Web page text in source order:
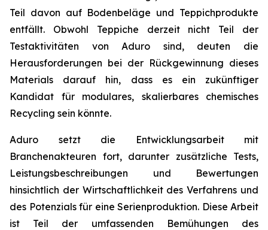
Teil davon auf Bodenbeläge und Teppichprodukte
entfällt. Obwohl Teppiche derzeit nicht Teil der
Testaktivitäten von Aduro sind, deuten die
Herausforderungen bei der Rückgewinnung dieses
Materials darauf hin, dass es ein zukünftiger
Kandidat für modulares, skalierbares chemisches
Recycling sein könnte.
Aduro setzt die Entwicklungsarbeit mit
Branchenakteuren fort, darunter zusätzliche Tests,
Leistungsbeschreibungen und Bewertungen
hinsichtlich der Wirtschaftlichkeit des Verfahrens und
des Potenzials für eine Serienproduktion. Diese Arbeit
ist Teil der umfassenden Bemühungen des